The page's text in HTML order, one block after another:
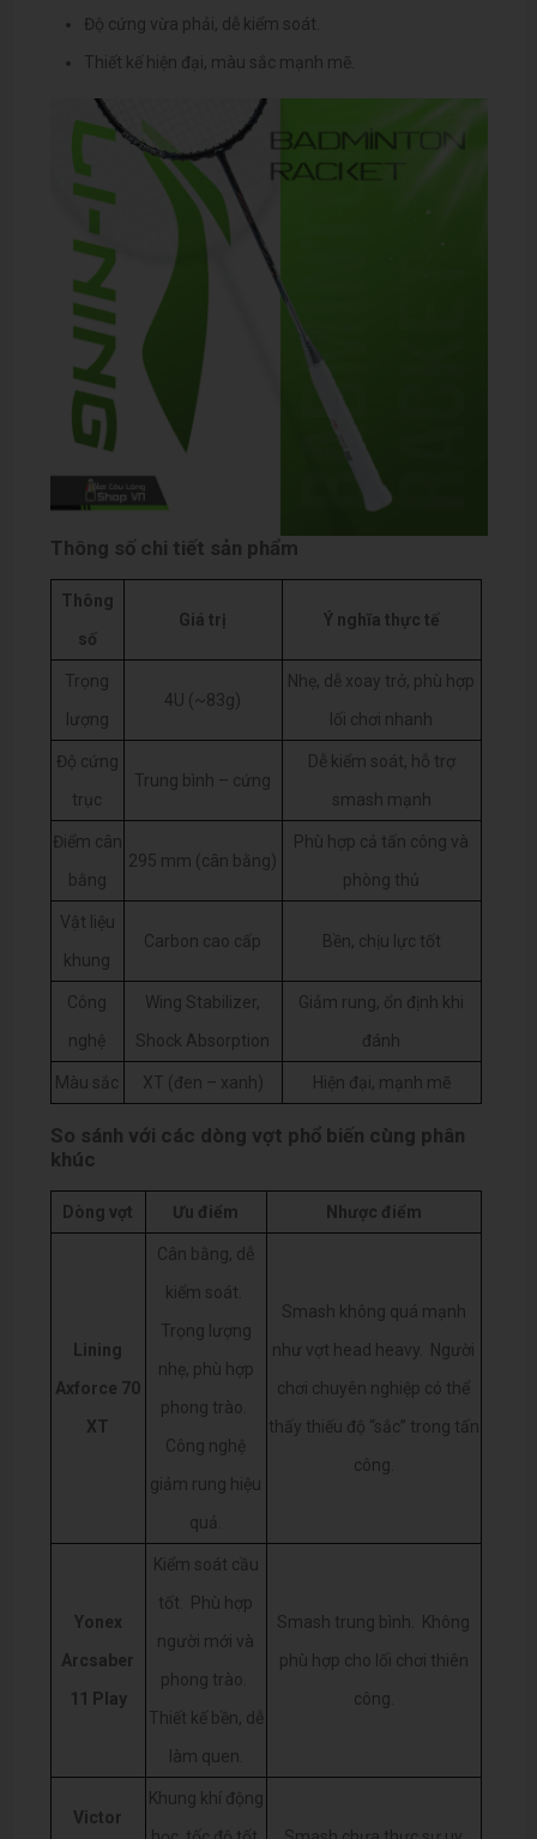
Độ cứng vừa phải, dễ kiểm soát.
Thiết kế hiện đại, màu sắc mạnh mẽ.
Thông số chi tiết sản phẩm
Thông
số
Giá trị Ý nghĩa thực tế
Trọng
lượng
4U (~83g)
Nhẹ, dễ xoay trở, phù hợp
lối chơi nhanh
Độ cứng
trục
Trung bình – cứng
Dễ kiểm soát, hỗ trợ
smash mạnh
Điểm cân
bằng
295 mm (cân bằng)
Phù hợp cả tấn công và
phòng thủ
Vật liệu
khung
Carbon cao cấp Bền, chịu lực tốt
Công
nghệ
Wing Stabilizer,
Shock Absorption
Giảm rung, ổn định khi
đánh
Màu sắc XT (đen – xanh) Hiện đại, mạnh mẽ
So sánh với các dòng vợt phổ biến cùng phân
khúc
Dòng vợt Ưu điểm Nhược điểm
Lining
Axforce 70
XT
Cân bằng, dễ
kiểm soát.
Trọng lượng
nhẹ, phù hợp
phong trào.
Công nghệ
giảm rung hiệu
quả.
Smash không quá mạnh
như vợt head heavy.
Người
chơi chuyên nghiệp có thể
thấy thiếu độ “sắc” trong tấn
công.
Yonex
Arcsaber
11 Play
Kiểm soát cầu
tốt.
Phù hợp
người mới và
phong trào.
Thiết kế bền, dễ
làm quen.
Smash trung bình.
Không
phù hợp cho lối chơi thiên
công.
Victor
Khung khí động